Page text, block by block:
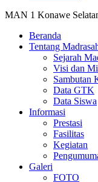
MAN 1 Konawe
Beranda
Tentang
Sejarah
Visi dan
Sambutan
Data GTK
Data Siswa
Informasi
Prestasi
Fasilitas
Kegiatan
Galeri
FOTO